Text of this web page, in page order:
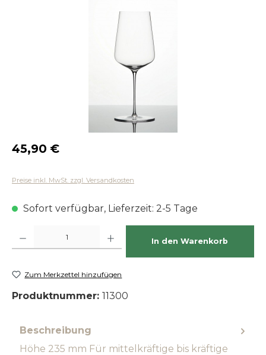
Regulärer Preis:
45,90 €
Preise inkl. MwSt. zzgl. Versandkosten
Sofort verfügbar, Lieferzeit: 2-5 Tage
In den Warenkorb
Zum Merkzettel hinzufügen
Produktnummer: 11300
Beschreibung
Höhe 235 mm Für mittelkräftige bis kräftige